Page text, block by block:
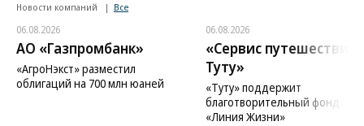
Новости компаний Все
06.08.2026
АО «Газпромбанк»
«АгроНэкст» разместил
облигаций на 700 млн юаней
06.08.2026
«Сервис путешествий
Туту»
«Туту» поддержит
благотворительный фонд
«Линия Жизни»